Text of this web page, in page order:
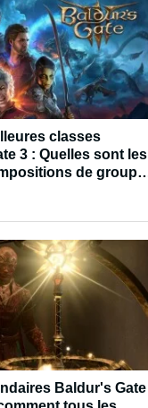
classes
3 : Quelles sont les
de groupe
le jeu ?
Baldur's Gate